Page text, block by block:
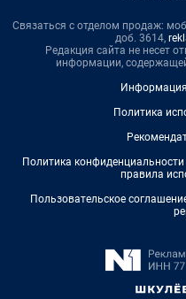
Связаться с отделом продаж:
доб. 3614,
Редакция сайта не несет
информации,
Политика
Политика
правила
Пользовательское